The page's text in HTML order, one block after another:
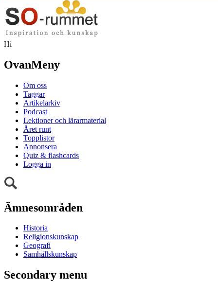
Hi
OvanMeny
Om oss
Taggar
Artikelarkiv
Podcast
Lektioner och lärarmaterial
Året runt
Topplistor
Annonsera
Quiz & flashcards
Logga in
Ämnesområden
Historia
Religionskunskap
Geografi
Samhällskunskap
Secondary menu